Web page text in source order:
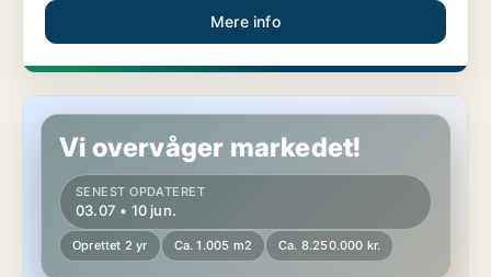
Mere info
Boligudlejningsejendom i Gråsten
Vi overvåger markedet!
SENEST OPDATERET
03.07 • 10 jun.
Oprettet 2 yr Ca. 1.005 m2 Ca. 8.250.000 kr.